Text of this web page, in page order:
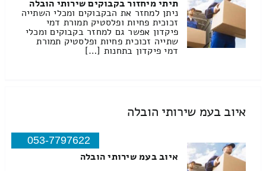
תיתי מיחזור בקבוקים שירותי הובלה
ניתן למחזר את הבקבוקים ומכלי השתייה
זכוכית פחיות ופלסטיק תמורת דמי
פיקדון אפשר גם למחזר בקבוקים ומכלי
שתייה זכוכית פחיות ופלסטיק תמורת
דמי פיקדון בתחנות […]
איוב בעמ שירותי הובלה
053-7797622
איוב בעמ שירותי הובלה